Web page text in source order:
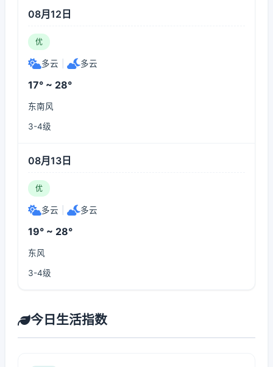
08月12日
优
多云 多云
17° ~ 28°
东南风
3-4级
08月13日
优
多云 多云
19° ~ 28°
东风
3-4级
今日生活指数